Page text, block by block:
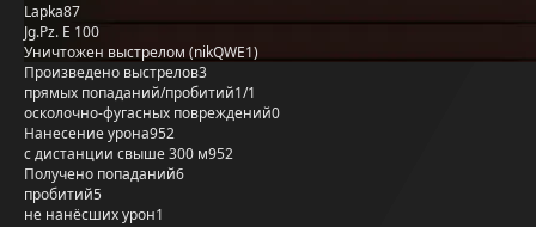
Lapka87
Jg.Pz. E 100
Уничтожен выстрелом (nikQWE1)
Произведено выстрелов3
прямых попаданий/пробитий1/1
осколочно-фугасных повреждений0
Нанесение урона952
с дистанции свыше 300 м952
Получено попаданий6
пробитий5
не нанёсших урон1